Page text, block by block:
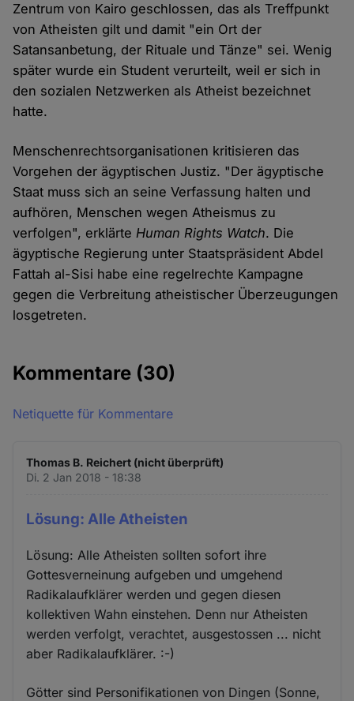
Zentrum von Kairo geschlossen, das als Treffpunkt
von Atheisten gilt und damit "ein Ort der
Satansanbetung, der Rituale und Tänze" sei. Wenig
später wurde ein Student verurteilt, weil er sich in
den sozialen Netzwerken als Atheist bezeichnet
hatte.
Menschenrechtsorganisationen kritisieren das
Vorgehen der ägyptischen Justiz. "Der ägyptische
Staat muss sich an seine Verfassung halten und
aufhören, Menschen wegen Atheismus zu
verfolgen", erklärteHuman Rights Watch. Die
ägyptische Regierung unter Staatspräsident Abdel
Fattah al-Sisi habe eine regelrechte Kampagne
gegen die Verbreitung atheistischer Überzeugungen
losgetreten.
Kommentare (30)
Netiquette für Kommentare
Thomas B. Reichert (nicht überprüft)
Di. 2 Jan 2018 - 18:38
Lösung: Alle Atheisten
Lösung: Alle Atheisten sollten sofort ihre
Gottesverneinung aufgeben und umgehend
Radikalaufklärer werden und gegen diesen
kollektiven Wahn einstehen. Denn nur Atheisten
werden verfolgt, verachtet, ausgestossen ... nicht
aber Radikalaufklärer. :-)
Götter sind Personifikationen von Dingen (Sonne,